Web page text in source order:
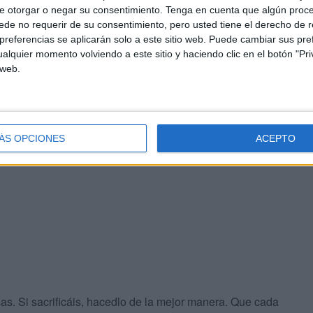
otorgar o negar su consentimiento. Tenga en cuenta que algún
no requerir de su consentimiento, pero usted tiene el derecho de
se aplicarán solo a este sitio web. Puede cambiar sus
momento volviendo a este sitio y haciendo clic en el botón
OPCIONES ACEPTO
en este debate y que merece ser recordado. El
a los animales. La compasión hacia ellos forma parte
(la paz sea con él) contienen numerosas referencias
cualquier forma de crueldad. El maltrato animal no
dentro de la tradición islámica.
Si sacrificáis, hacedlo de la mejor manera. Que cada